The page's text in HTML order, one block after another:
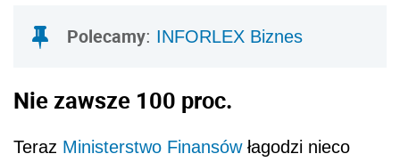
Polecamy: INFORLEX Biznes
Nie zawsze 100 proc.
Teraz Ministerstwo Finansówłagodzi nieco